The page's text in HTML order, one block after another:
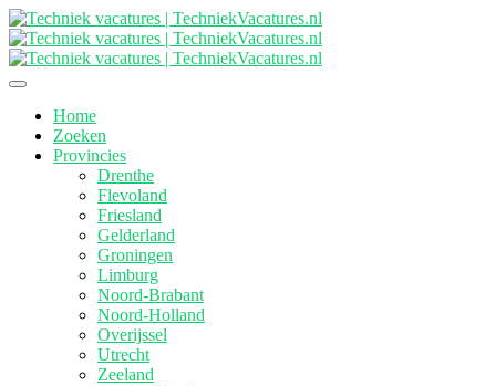
Home
Zoeken
Provincies
Drenthe
Flevoland
Friesland
Gelderland
Groningen
Limburg
Noord-Brabant
Noord-Holland
Overijssel
Utrecht
Zeeland